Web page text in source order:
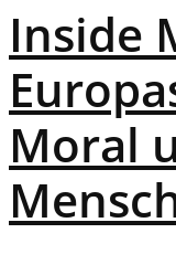
Inside
Moral